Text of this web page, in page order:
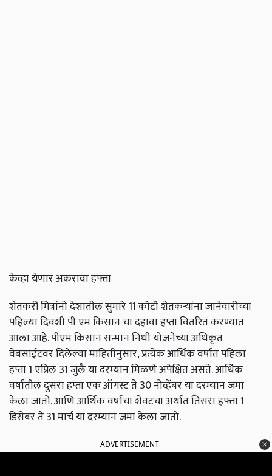
केव्हा येणार अकरावा हफ्ता
शेतकरी मित्रांनो देशातील सुमारे 11 कोटी शेतकऱ्यांना जानेवारीच्या
पहिल्या दिवशी पी एम किसान चा दहावा हप्ता वितरित करण्यात
आला आहे. पीएम किसान सन्मान निधी योजनेच्या अधिकृत
वेबसाईटवर दिलेल्या माहितीनुसार, प्रत्येक आर्थिक वर्षात पहिला
हप्ता 1 एप्रिल 31 जुलै या दरम्यान मिळणे अपेक्षित असते. आर्थिक
वर्षातील दुसरा हप्ता एक ऑगस्ट ते 30 नोव्हेंबर या दरम्यान जमा
केला जातो. आणि आर्थिक वर्षाचा शेवटचा अर्थात तिसरा हफ्ता 1
डिसेंबर ते 31 मार्च या दरम्यान जमा केला जातो.
ADVERTISEMENT